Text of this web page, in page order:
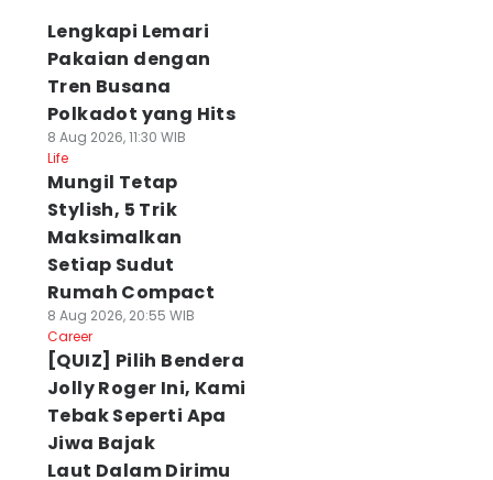
Lengkapi Lemari
Pakaian dengan
Tren Busana
Polkadot yang Hits
8 Aug 2026, 11:30 WIB
Life
Mungil Tetap
Stylish, 5 Trik
Maksimalkan
Setiap Sudut
Rumah Compact
8 Aug 2026, 20:55 WIB
Career
[QUIZ] Pilih Bendera
Jolly Roger Ini, Kami
Tebak Seperti Apa
Jiwa Bajak
Laut Dalam Dirimu